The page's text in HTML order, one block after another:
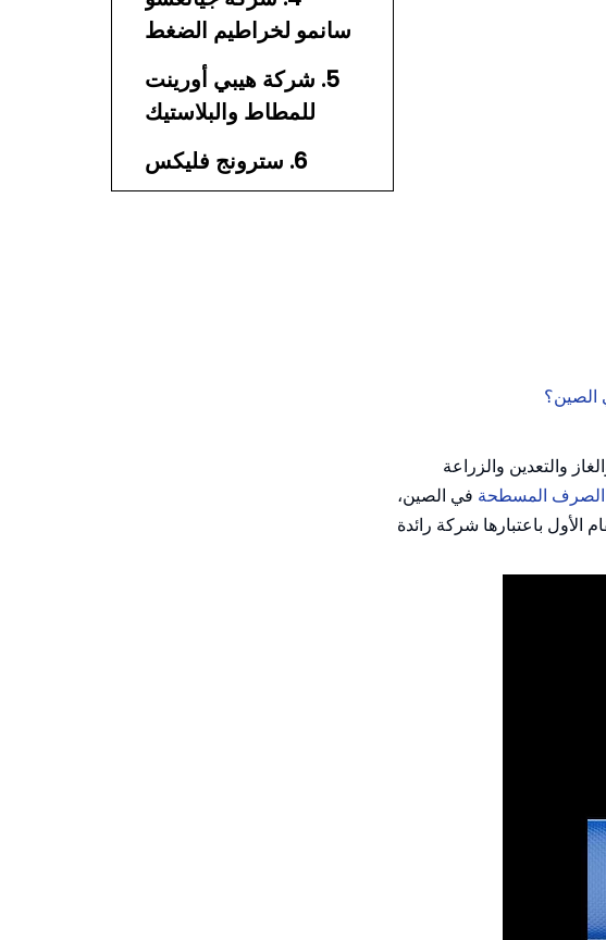
والتعدين والزراعة
المسطحة في الصين،
الأول باعتبارها شركة رائدة
التجارية القائمة على
المنصة)
سانمو لخراطيم الضغط
العالي للغاز الصخري
المحدودة
5. شركة هيبي أورينت
للمطاط والبلاستيك
المحدودة (أورينت
فليكس)
6. سترونج فليكس